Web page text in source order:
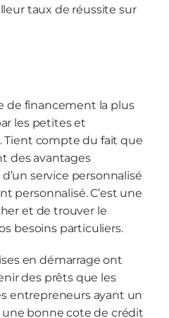
taux de réussite sur
de financement la plus
les petites et
Tient compte du fait que
des avantages
d’un service personnalisé
personnalisé. C’est une
et de trouver le
besoins particuliers.
en démarrage ont
des prêts que les
entrepreneurs ayant un
une bonne cote de crédit